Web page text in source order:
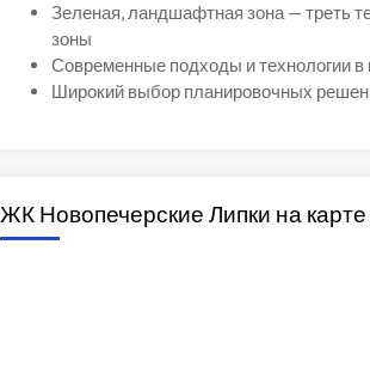
Зеленая, ландшафтная зона — треть
зоны
Современные подходы и технологии
Широкий выбор планировочных
ЖК Новопечерские Липки на карте